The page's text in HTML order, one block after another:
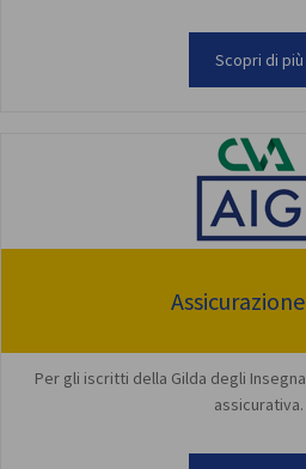
Scopri di più
Assicurazione
Per gli iscritti della Gilda degli
assicurativa.